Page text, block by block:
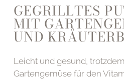
GEGRILLTES
MIT
UND
Leicht und gesund,
Gartengemüse für den